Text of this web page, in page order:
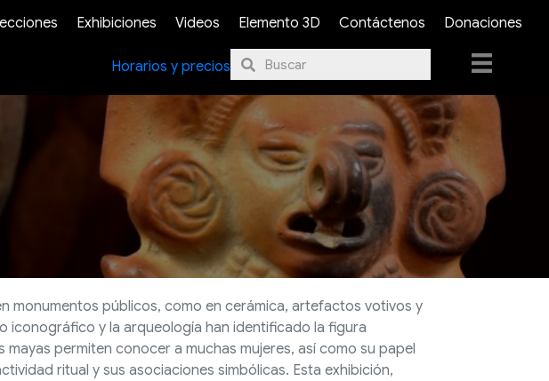
Exhibiciones Videos Elemento 3D Contáctenos Donaciones
Horarios y precios
monumentos públicos, como en cerámica, artefactos votivos y
iconográfico y la arqueología han identificado la figura
permiten conocer a muchas mujeres, así como su papel
ritual y sus asociaciones simbólicas. Esta exhibición,